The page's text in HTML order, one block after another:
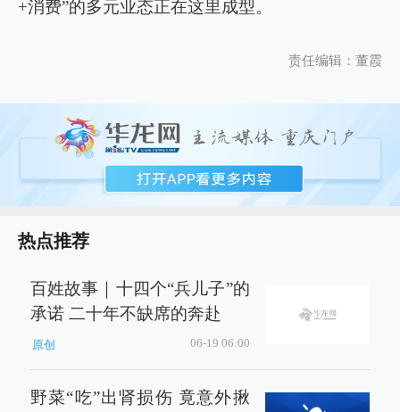
+消费”的多元业态正在这里成型。
责任编辑：董霞
热点推荐
百姓故事｜十四个“兵儿子”的
承诺 二十年不缺席的奔赴
原创 06-19 06:00
野菜“吃”出肾损伤 竟意外揪